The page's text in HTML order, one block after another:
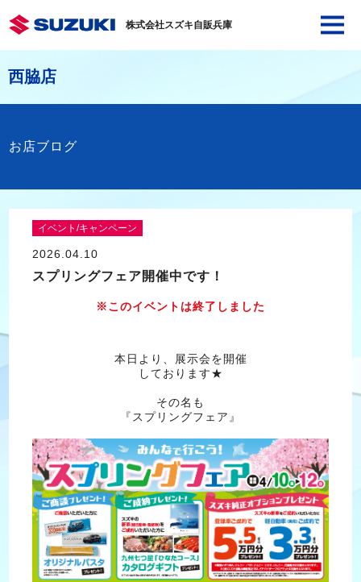
株式会社スズキ自販兵庫
西脇店
お店ブログ
イベント/キャンペーン
2026.04.10
スプリングフェア開催中です！
※このイベントは終了しました
本日より、展示会を開催
しております★
その名も
『スプリングフェア』